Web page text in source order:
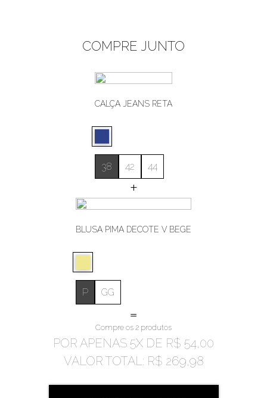
COMPRE JUNTO
CALÇA JEANS RETA
38 42 44
+
BLUSA PIMA DECOTE V BEGE
P GG
=
Compre os 2 produtos
POR APENAS 5X DE R$ 54,00
VALOR TOTAL: R$ 269,98